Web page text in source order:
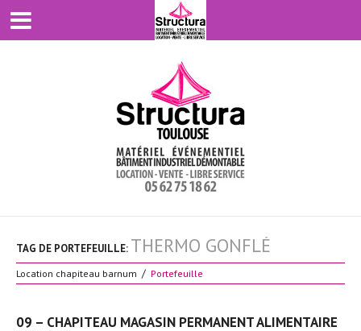
TAG DE PORTEFEUILLE: THERMO GONFLÉ
Location chapiteau barnum Portefeuille
09 – CHAPITEAU MAGASIN PERMANENT ALIMENTAIRE